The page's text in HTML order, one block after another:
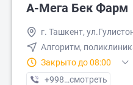
А-Мега Бек Фарм
г. Ташкент,
Алгоритм,
Закрыто до 08:00
+998 (99) XXX-XX-XX
смотреть